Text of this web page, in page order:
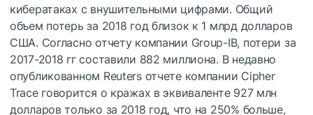
кибератаках с внушительными цифрами. Общий
объем потерь за 2018 год близок к 1 млрд долларов
США. Согласно отчету компании Group-IB, потери за
2017-2018 гг составили 882 миллиона. В недавно
опубликованном Reuters отчете компании Cipher
Trace говорится о кражах в эквиваленте 927 млн
долларов только за 2018 год, что на 250% больше,